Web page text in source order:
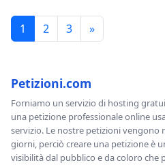
1 2 3 »
Petizioni.com
Forniamo un servizio di hosting
una petizione professionale online
servizio. Le nostre petizioni
giorni, perciò creare una petizione è
visibilità dal pubblico e da coloro che